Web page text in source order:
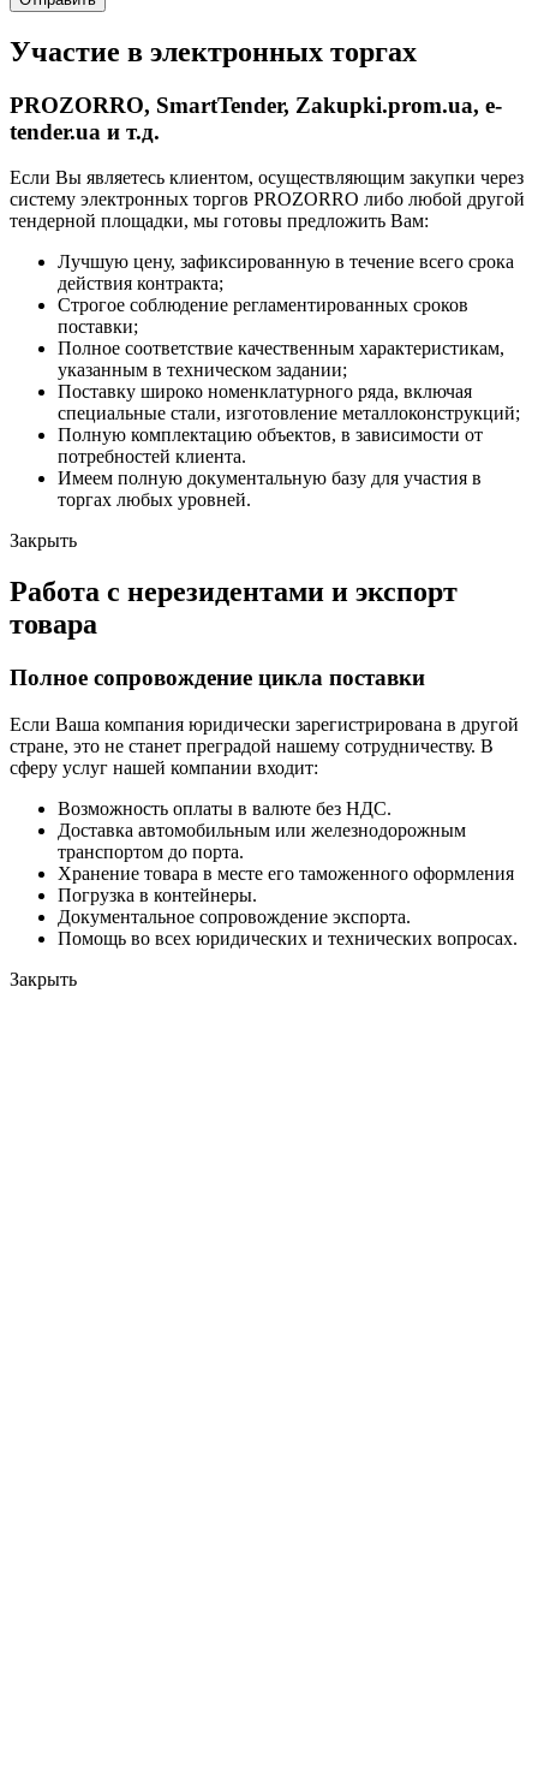
Участие в электронных торгах
PROZORRO, SmartTender, Zakupki.prom.ua, e-
tender.ua и т.д.
Если Вы являетесь клиентом, осуществляющим закупки через
систему электронных торгов PROZORRO либо любой другой
тендерной площадки, мы готовы предложить Вам:
Лучшую цену, зафиксированную в течение всего срока
действия контракта;
Строгое соблюдение регламентированных сроков
поставки;
Полное соответствие качественным характеристикам,
указанным в техническом задании;
Поставку широко номенклатурного ряда, включая
специальные стали, изготовление металлоконструкций;
Полную комплектацию объектов, в зависимости от
потребностей клиента.
Имеем полную документальную базу для участия в
торгах любых уровней.
Закрыть
Работа с нерезидентами и экспорт
товара
Полное сопровождение цикла поставки
Если Ваша компания юридически зарегистрирована в другой
стране, это не станет преградой нашему сотрудничеству. В
сферу услуг нашей компании входит:
Возможность оплаты в валюте без НДС.
Доставка автомобильным или железнодорожным
транспортом до порта.
Хранение товара в месте его таможенного оформления
Погрузка в контейнеры.
Документальное сопровождение экспорта.
Помощь во всех юридических и технических вопросах.
Закрыть